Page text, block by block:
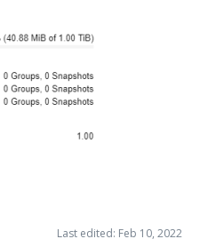
Last edited: Feb 10, 2022